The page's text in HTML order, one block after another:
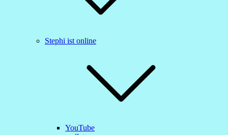
Stephi ist online
YouTube